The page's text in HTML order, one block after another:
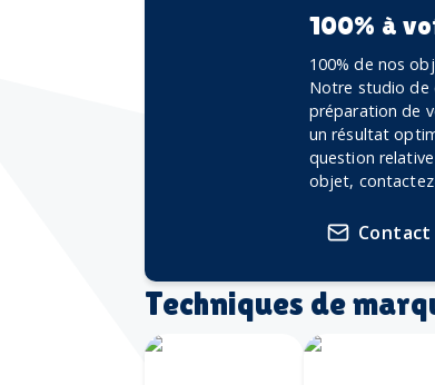
100% à
100% de nos
Notre studio de
préparation de
un résultat
question
objet,
Contact
Techniques de